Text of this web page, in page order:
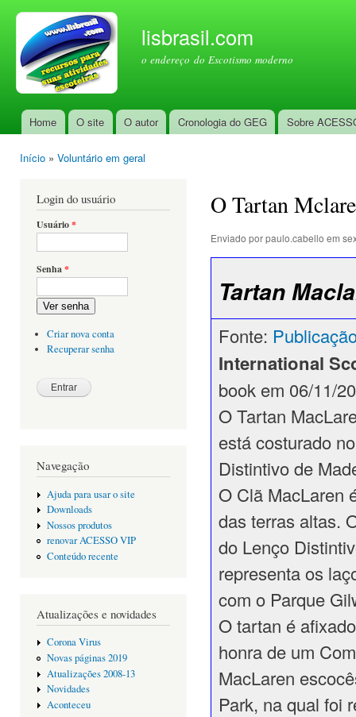
lisbrasil.com
o endereço do Escotismo moderno
Menu principal
Home O site O autor Cronologia do GEG Sobre
Início » Voluntário em geral
Login do usuário
Usuário*
Senha*
Ver senha
Criar nova conta
Recuperar senha
Navegação
Ajuda para usar o site
Downloads
Nossos produtos
renovar ACESSO VIP
Conteúdo recente
Atualizações e novidades
Corona Virus
Novas páginas 2019
Atualizações 2008-13
Novidades
Aconteceu
O Tartan
Enviado porpaulo.cabello em
Tartan
Fonte:
International
book em 06/11/
O Tartan
está costurado
Distintivo de
O Clã MacLaren
das terras altas.
do Lenço
representa os
com o Parque
O tartan é
honra de um
MacLaren
Park, na qual foi